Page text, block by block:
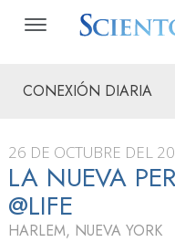
CONEXIÓN DIARIA
26 DE OCTUBRE DEL
LA NUEVA
@LIFE
HARLEM, NUEVA YORK